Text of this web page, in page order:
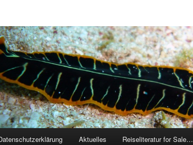
Aktuelles Reiseliteratur for Sale…